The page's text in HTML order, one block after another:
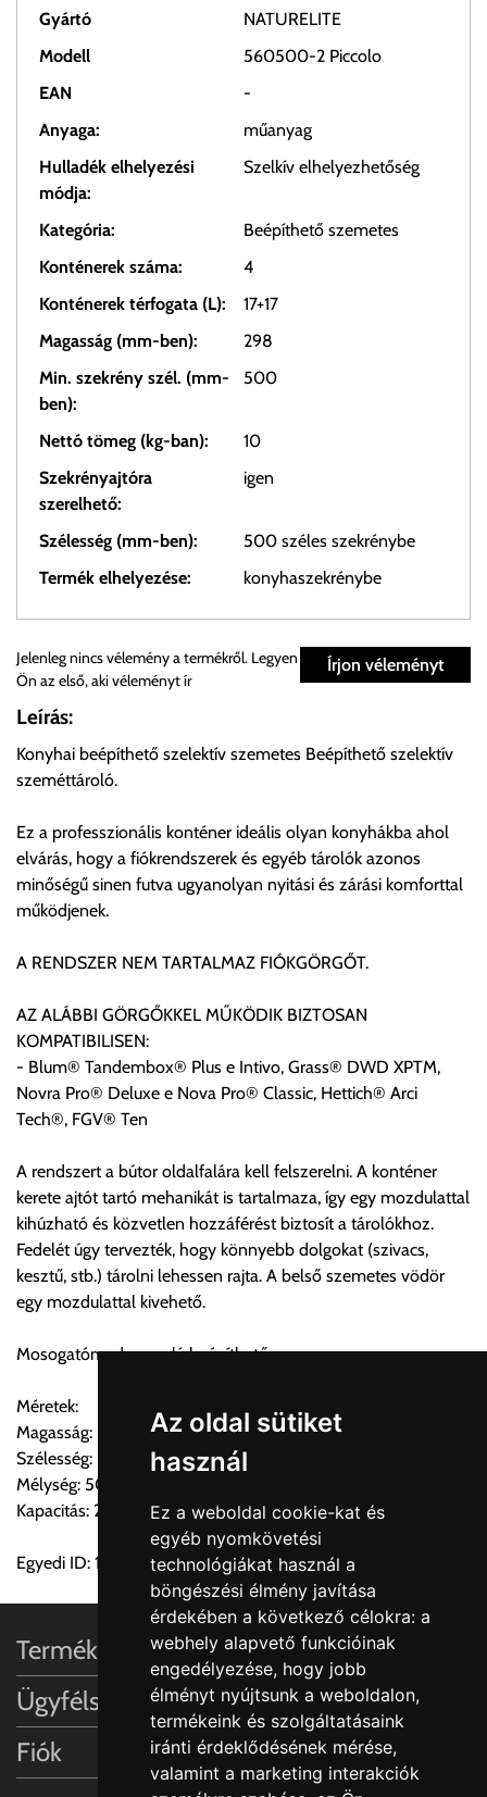
Az oldal sütiket
használ
Ez a weboldal cookie-kat és
egyéb nyomkövetési
technológiákat használ a
böngészési élmény javítása
érdekében a következő célokra: a
webhely alapvető funkcióinak
engedélyezése, hogy jobb
élményt nyújtsunk a weboldalon,
termékeink és szolgáltatásaink
iránti érdeklődésének mérése,
valamint a marketing interakciók
Gyártó
NATURELITE
Modell
560500-2 Piccolo
EAN
-
Anyaga:
műanyag
Hulladék elhelyezési
módja:
Szelkív elhelyezhetőség
Kategória:
Beépíthető szemetes
Konténerek száma:
4
Konténerek térfogata (L):
17+17
Magasság (mm-ben):
298
Min. szekrény szél. (mm-
ben):
500
Nettó tömeg (kg-ban):
10
Szekrényajtóra
szerelhető:
igen
Szélesség (mm-ben):
500 széles szekrénybe
Termék elhelyezése:
konyhaszekrénybe
Személyes átvétel:
Önnek lehetősége van rendelését a beérkezést követően
ingyenesen átvenni Budapesti Cégcsoportunk Stúdiójában
előre egyeztetett időpontban.
Szállítási díjak:
Az oldalunkon rendelés esetén, amennyiben szállítást is kér,
vásárolt árú figyelembevételével az önnek megfelelő szállítási
Amennyiben nem biztos választásában, vagy a program
automatikusan nem ajánl fel szállítási költséget, úgy válassza
a 0.- forintos szállítást, kollégáink megvizsgálják a vásárolt
termék adatait, majd visszaigazolják a szállítás költségét.
Egyes termékek súlyát a program nem ismeri, rendelés esetén
a központ igazolja vissza. Amennyiben a költséget az Ön által
gondoltnál magasabb értékben igazoljuk vissza, úgy a
visszaigazolástól számított 24 órán belül a terméket
lemondhatja, vagy kérheti a személyes átvételre való
módosítását.
FIGYELEM!!
A MEGRENDELŐ KIFEJEZETT KÉRÉSÉRE ÉS
FELELŐSSÉGÉRE LEHETSÉGES!!
Egyéb leírások:
Budapesti szállítások:
1, Budapestre kért szállítás esetén az általános szállítás
helyett időre történő extra szállítás kérése is lehetséges
egyedi áron. A szállítás megbeszélt időablakban lehetőség
szerint 1 órás intervallumon belüli pontos időpont
megjelöléssel kérhető munkanapokon 09.00 - 15.00 között.
A költséget a megrendeléskor rendelt termék/termékek,
valamint az ott megadott szállítási cím alapján a központ
számolja, valamint visszaigazolja.
Írjon véleményt
Jelenleg nincs vélemény a termékről. Legyen
Ön az első, aki véleményt ír
Leírás:
Konyhai beépíthető szelektív szemetes Beépíthető szelektív
szeméttároló.
Ez a professzionális konténer ideális olyan konyhákba ahol
elvárás, hogy a fiókrendszerek és egyéb tárolók azonos
minőségű sinen futva ugyanolyan nyitási és zárási komforttal
működjenek.
A RENDSZER NEM TARTALMAZ FIÓKGÖRGŐT.
AZ ALÁBBI GÖRGŐKKEL MŰKÖDIK BIZTOSAN
KOMPATIBILISEN:
- Blum® Tandembox® Plus e Intivo, Grass® DWD XPTM,
Novra Pro® Deluxe e Nova Pro® Classic, Hettich® Arci
Tech®, FGV® Ten
A rendszert a bútor oldalfalára kell felszerelni. A konténer
kerete ajtót tartó mehanikát is tartalmaza, így egy mozdulattal
kihúzható és közvetlen hozzáférést biztosít a tárolókhoz.
Fedelét úgy tervezték, hogy könnyebb dolgokat (szivacs,
kesztű, stb.) tárolni lehessen rajta. A belső szemetes vödör
egy mozdulattal kivehető.
Mosogatómedence alá beépíthető.
Méretek:
Magasság: 298mm
Szélesség: 500mm(szekrény)
Mélység: 500mm
Kapacitás: 2×17L
Egyedi ID: 1000231110
Termékinformációk
Ügyfélszolgálat
Fiók